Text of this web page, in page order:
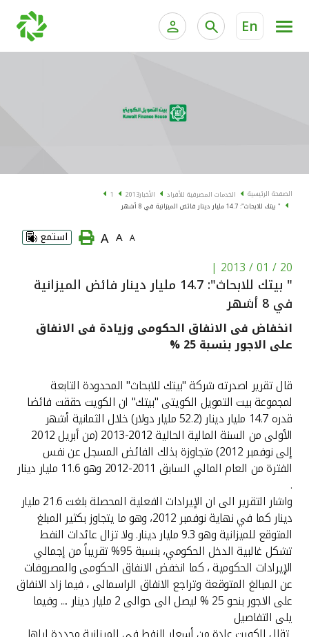
En
الخدمات المصرفية الإلكترونية للشركات
البطاقات
"برامج العملاء"
الاستثمار
القنوات المصرفية
خدمات ما بعد البيع
اتصل بنا
مواقع الفروع وأجهزة الصرف الآلي
ألمانيا
ماليزيا
تركيا
الصفحة الرئيسية الخدمات المصرفية للأفراد الأخبار2013
1
" بيتك للابحاث": 14.7 مليار دينار فائض الميزانية في 8 أشهر
A
A
A استمع
20 / 01 / 2013
|
" بيتك للابحاث": 14.7 مليار دينار فائض الميزانية
في 8 أشهر
انخفاض فى الانفاق الحكومى وزيادة فى الانفاق
على الاجور بنسبة 25 %
قال تقرير اصدرته شركة "بيتك للابحاث" المحدودة التابعة
لمجموعة بيت التمويل الكويتى "بيتك" ان الكويت حققت فائضا
قدره 14.7 مليار دينار (52.2 مليار دولار) خلال الثمانية أشهر
الأولى من السنة المالية الحالية 2012-2013 (من أبريل 2012
إلى نوفمبر 2012) متجاوزة بذلك الفائض المسجل عن نفس
الفترة من العام المالي السابق 2011-2012 وهو 11.6 مليار دينار
.
واشار التقرير الى ان الإيرادات الفعلية المحصلة بلغت 21.6 مليار
دينار كما في نهاية نوفمبر 2012، وهو ما يتجاوز بكثير المبلغ
المتوقع للميزانية وهو 9.3 مليار دينار. ولا تزال عائدات النفط
تشكل غالبية الدخل الحكومي، بنسبة 95% تقريباً من إجمالي
الإيرادات الحكومية ، كما انخفض الانفاق الحكومى والمصروفات
عن المبالغ المتوقعة وتراجع الانفاق الراسمالى ، فيما زاد الانفاق
على الاجور بنحو 25 % ليصل الى حوالى 2 مليار دينار .... وفيما
يلى التفاصيل